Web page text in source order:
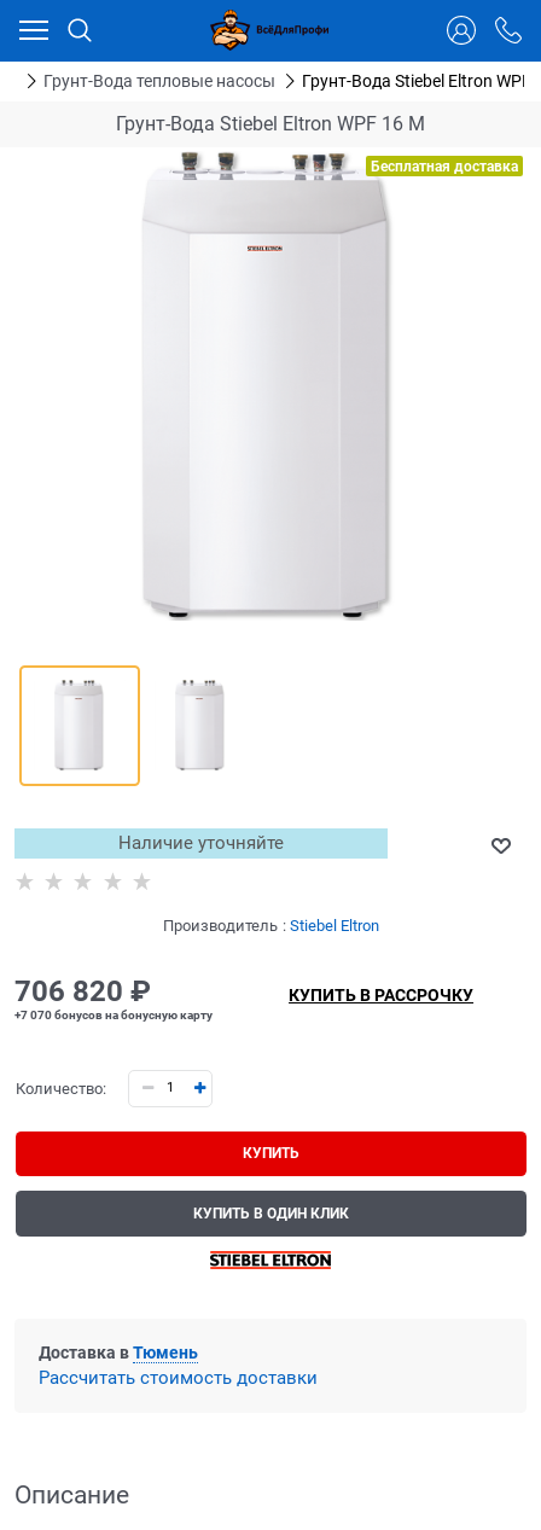
Грунт-Вода тепловые насосы Грунт-Вода Stiebel Eltron WPF
Грунт-Вода Stiebel Eltron WPF 16 M
Бесплатная доставка
Наличие уточняйте
Производитель : Stiebel Eltron
706 820 ₽
+7 070 бонусов на бонусную карту
КУПИТЬ В РАССРОЧКУ
Количество:
КУПИТЬ
КУПИТЬ В ОДИН КЛИК
Доставка вТюмень
Рассчитать стоимость доставки
Описание
Ваш город - Тюмень,
угадали?
ДА НЕТ